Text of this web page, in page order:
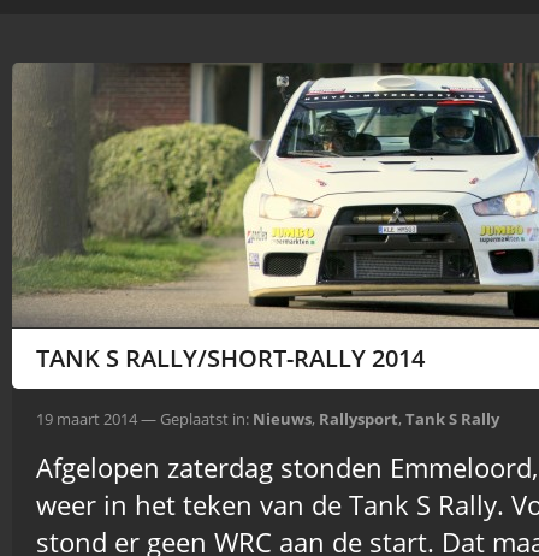
TANK S RALLY/SHORT-RALLY 2014
19 maart 2014 — Geplaatst in: Nieuws, Rallysport, Tank S Rally
Afgelopen zaterdag stonden
weer in het teken van de Tank S Rally.
stond er geen WRC aan de start. Dat